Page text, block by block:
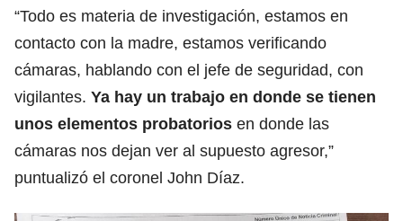
“Todo es materia de investigación, estamos en
contacto con la madre, estamos verificando
cámaras, hablando con el jefe de seguridad, con
vigilantes. Ya hay un trabajo en donde se tienen
unos elementos probatorios en donde las
cámaras nos dejan ver al supuesto agresor,”
puntualizó el coronel John Díaz.